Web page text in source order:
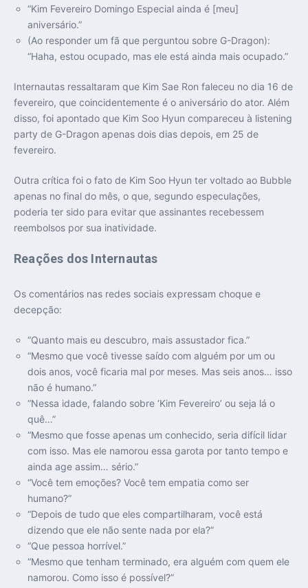
“Kim Fevereiro Domingo Especial ainda é [meu]
aniversário.”
(Ao responder um fã que perguntou sobre G-Dragon):
“Haha, estou ocupado, mas ele está ainda mais ocupado.”
Internautas ressaltaram que Kim Sae Ron faleceu no dia 16 de
fevereiro, que coincidentemente é o aniversário do ator. Além
disso, foi apontado que Kim Soo Hyun compareceu à listening
party de G-Dragon apenas dois dias depois, em 25 de
fevereiro.
Outra crítica foi o fato de Kim Soo Hyun ter voltado ao Bubble
apenas no final do mês, o que, segundo especulações,
poderia ter sido para evitar que assinantes recebessem
reembolsos por sua inatividade.
Reações dos Internautas
Os comentários nas redes sociais expressam choque e
decepção:
“Quanto mais eu descubro, mais assustador fica.”
“Mesmo que você tivesse saído com alguém por um ou
dois anos, você ficaria mal por meses. Mas seis anos… isso
não é humano.”
“Nessa idade, falando sobre ‘Kim Fevereiro’ ou seja lá o
quê…”
“Mesmo que fosse apenas um conhecido, seria difícil lidar
com isso. Mas ele namorou essa garota por tanto tempo e
ainda age assim… sério.”
“Você tem emoções? Você tem empatia como ser
humano?”
“Depois de tudo que eles compartilharam, você está
dizendo que ele não sente nada por ela?”
“Que pessoa horrível.”
“Mesmo que tenham terminado, era alguém com quem ele
namorou. Como isso é possível?”